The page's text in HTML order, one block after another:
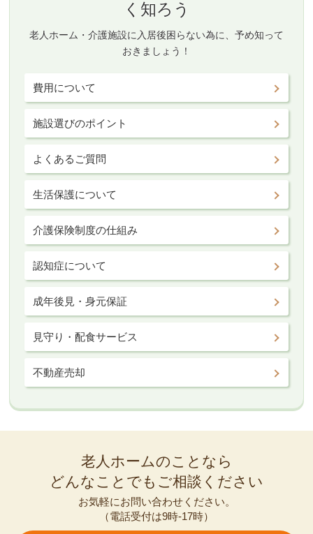
く知ろう
老人ホーム・介護施設に入居後困らない為に、予め知って
おきましょう！
費用について
施設選びのポイント
よくあるご質問
生活保護について
介護保険制度の仕組み
認知症について
成年後見・身元保証
見守り・配食サービス
不動産売却
老人ホームのことなら
どんなことでもご相談ください
お気軽にお問い合わせください。
（電話受付は9時-17時）